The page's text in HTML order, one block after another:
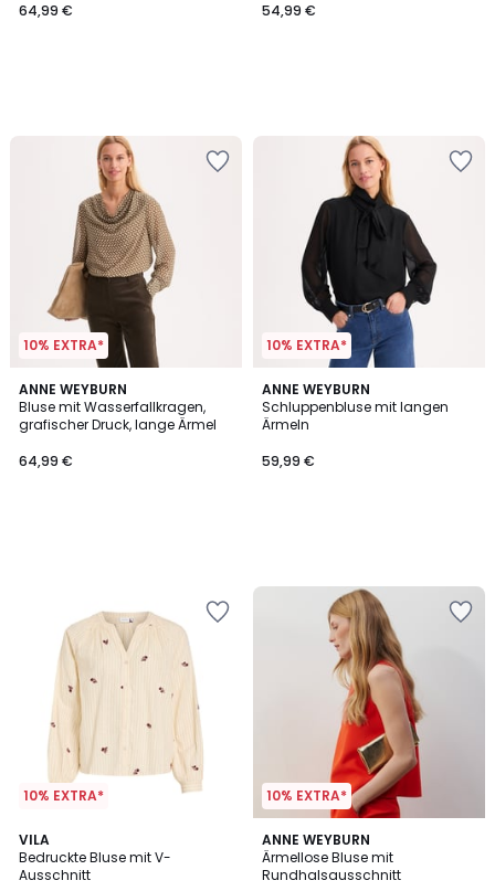
64,99 €
54,99 €
10% EXTRA*
ANNE WEYBURN
Bluse mit Wasserfallkragen,
grafischer Druck, lange Ärmel
64,99 €
10% EXTRA*
ANNE WEYBURN
Schluppenbluse mit langen
Ärmeln
59,99 €
10% EXTRA*
VILA
Bedruckte Bluse mit V-
Ausschnitt
10% EXTRA*
ANNE WEYBURN
Ärmellose Bluse mit
Rundhalsausschnitt
3
/
5